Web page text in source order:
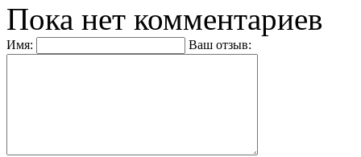
Пока нет комментариев
Имя: Ваш отзыв: